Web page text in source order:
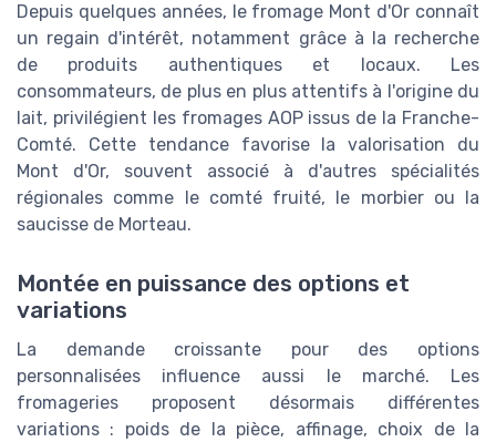
Depuis quelques années, le fromage Mont d'Or connaît
un regain d'intérêt, notamment grâce à la recherche
de produits authentiques et locaux. Les
consommateurs, de plus en plus attentifs à l'origine du
lait, privilégient les fromages AOP issus de la Franche-
Comté. Cette tendance favorise la valorisation du
Mont d'Or, souvent associé à d'autres spécialités
régionales comme le comté fruité, le morbier ou la
saucisse de Morteau.
Montée en puissance des options et
variations
La demande croissante pour des options
personnalisées influence aussi le marché. Les
fromageries proposent désormais différentes
variations : poids de la pièce, affinage, choix de la